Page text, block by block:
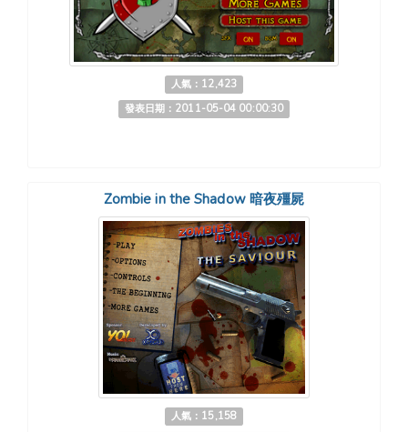
人氣：12,423
發表日期：2011-05-04 00:00:30
Zombie in the Shadow 暗夜殭屍
人氣：15,158